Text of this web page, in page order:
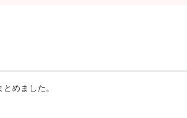
めました。